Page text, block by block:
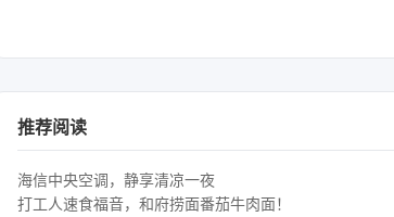
推荐阅读
海信中央空调，静享清凉一夜
打工人速食福音，和府捞面番茄牛肉面！